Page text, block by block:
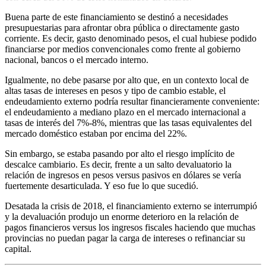
Buena parte de este financiamiento se destinó a necesidades
presupuestarias para afrontar obra pública o directamente gasto
corriente. Es decir, gasto denominado pesos, el cual hubiese podido
financiarse por medios convencionales como frente al gobierno
nacional, bancos o el mercado interno.
Igualmente, no debe pasarse por alto que, en un contexto local de
altas tasas de intereses en pesos y tipo de cambio estable, el
endeudamiento externo podría resultar financieramente conveniente:
el endeudamiento a mediano plazo en el mercado internacional a
tasas de interés del 7%-8%, mientras que las tasas equivalentes del
mercado doméstico estaban por encima del 22%.
Sin embargo, se estaba pasando por alto el riesgo implícito de
descalce cambiario. Es decir, frente a un salto devaluatorio la
relación de ingresos en pesos versus pasivos en dólares se vería
fuertemente desarticulada. Y eso fue lo que sucedió.
Desatada la crisis de 2018, el financiamiento externo se interrumpió
y la devaluación produjo un enorme deterioro en la relación de
pagos financieros versus los ingresos fiscales haciendo que muchas
provincias no puedan pagar la carga de intereses o refinanciar su
capital.